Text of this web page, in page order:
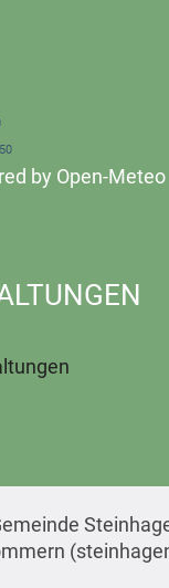
by Open-Meteo